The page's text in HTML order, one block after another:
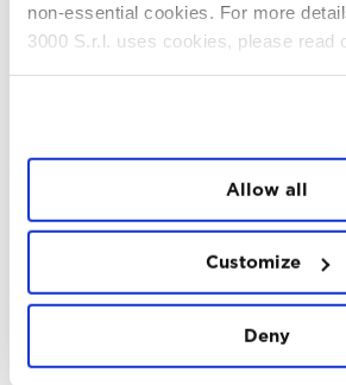
non-essential cookies. For more
3000 S.r.l. uses cookies, please read
Allow all
Customize
Deny
FOLLOW